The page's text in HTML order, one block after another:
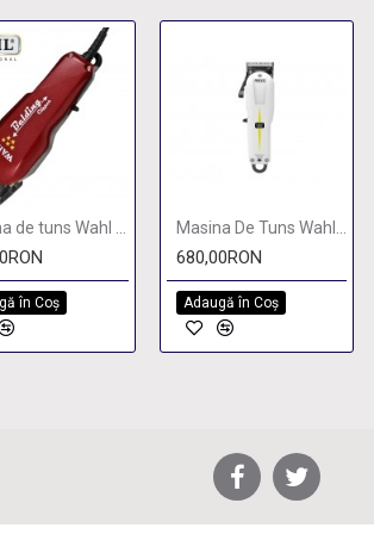
în Coş
680,00RON
Adaugă în Coş